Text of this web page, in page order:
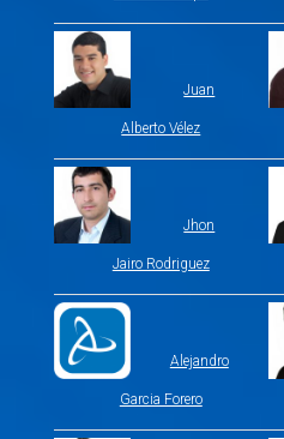
Juan
Alberto Vélez
Jhon
Jairo Rodriguez
Alejandro
Garcia Forero